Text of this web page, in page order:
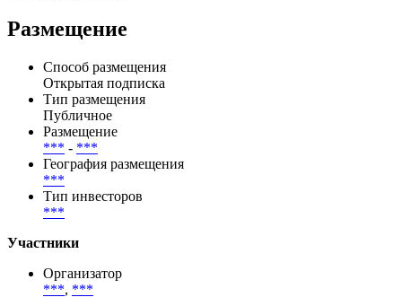
Размещение
Способ размещения
Открытая подписка
Тип размещения
Публичное
Размещение
*** - ***
География размещения
***
Тип инвесторов
***
Участники
Организатор
***, ***